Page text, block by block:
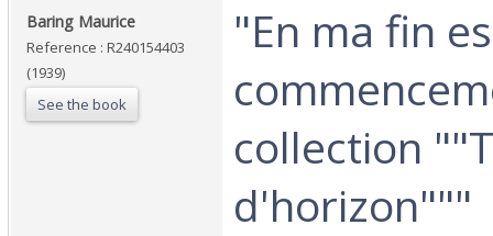
‎Baring Maurice‎
Reference : R240154403
(1939)
See the book
‎"En ma fin
collection
d'horizon"""‎